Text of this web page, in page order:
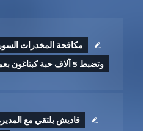
مكافحة المخدرات
وتضبط 5 آلاف حبة كبتاغون بعملية أمنية في طرطوس
قاديش يلتقي مع